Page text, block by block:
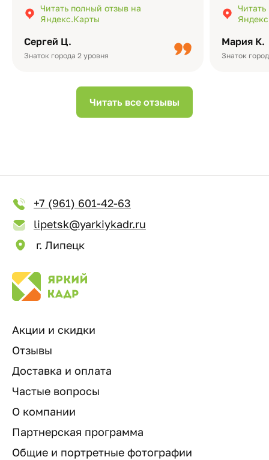
Сергей Ц.
Знаток города 2 уровня
подчёркивает значимость события.
Качество альбомов на высшем уровне:
Читать полный отзыв на
Яндекс.Карты
Мария К.
Знаток
добавить
видео с
Читать все отзывы
+7 (961) 601-42-63
lipetsk@yarkiykadr.ru
г. Липецк
Акции и скидки
Отзывы
Доставка и оплата
Частые вопросы
О компании
Партнерская программа
Общие и портретные фотографии